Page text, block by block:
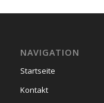
NAVIGATION
Startseite
Kontakt